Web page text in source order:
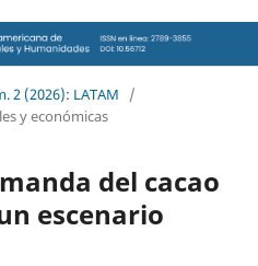
2 (2026): LATAM
/
y económicas
del cacao
escenario